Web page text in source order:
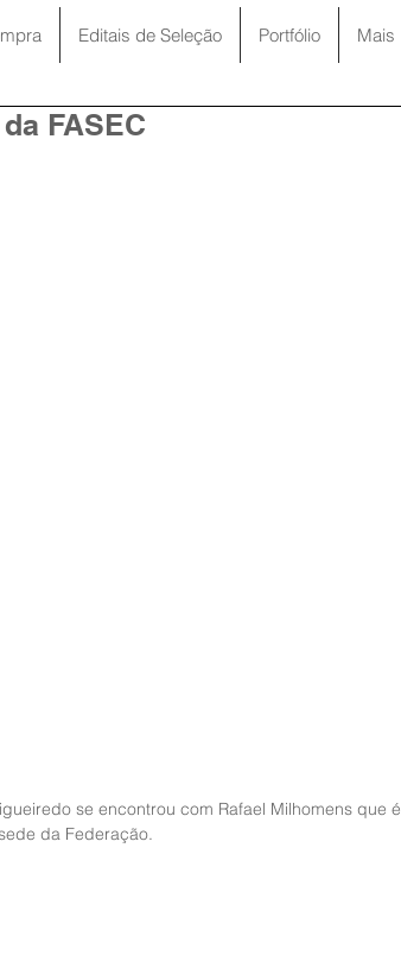
Editais de Seleção Portfólio Mais
FASEC
se encontrou com Rafael Milhomens que é
da Federação.